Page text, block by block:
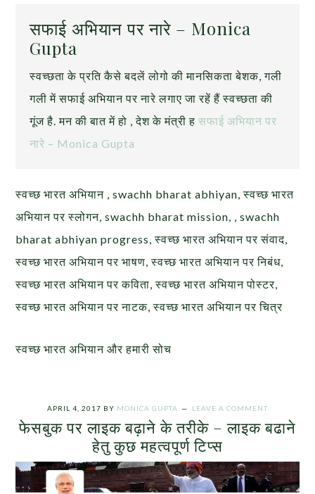
सफाई अभियान पर नारे – Monica
Gupta
स्वच्छता के प्रति कैसे बदलें लोगो की मानसिकता बेशक, गली
गली में सफाई अभियान पर नारे लगाए जा रहें हैं स्वच्छता की
गूंज है. मन की बात में हो , देश के मंत्री हसफाई अभियान पर
नारे – Monica Gupta
स्वच्छ भारत अभियान , swachh bharat abhiyan, स्वच्छ भारत
अभियान पर स्लोगन, swachh bharat mission, , swachh
bharat abhiyan progress, स्वच्छ भारत अभियान पर संवाद,
स्वच्छ भारत अभियान पर भाषण, स्वच्छ भारत अभियान पर निबंध,
स्वच्छ भारत अभियान पर कविता, स्वच्छ भारत अभियान पोस्टर,
स्वच्छ भारत अभियान पर नाटक, स्वच्छ भारत अभियान पर चित्र
स्वच्छ भारत अभियान और हमारी सोच
APRIL 4, 2017 BY MONICA GUPTA LEAVE A COMMENT
फेसबुक पर लाइक बढ़ाने के तरीके – लाइक बढाने
हेतु कुछ महत्वपूर्ण टिप्स